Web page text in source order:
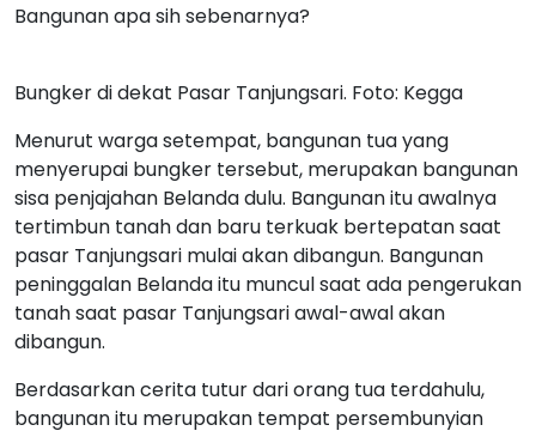
Bangunan apa sih sebenarnya?
Bungker di dekat Pasar Tanjungsari. Foto: Kegga
Menurut warga setempat, bangunan tua yang
menyerupai bungker tersebut, merupakan bangunan
sisa penjajahan Belanda dulu. Bangunan itu awalnya
tertimbun tanah dan baru terkuak bertepatan saat
pasar Tanjungsari mulai akan dibangun. Bangunan
peninggalan Belanda itu muncul saat ada pengerukan
tanah saat pasar Tanjungsari awal-awal akan
dibangun.
Berdasarkan cerita tutur dari orang tua terdahulu,
bangunan itu merupakan tempat persembunyian